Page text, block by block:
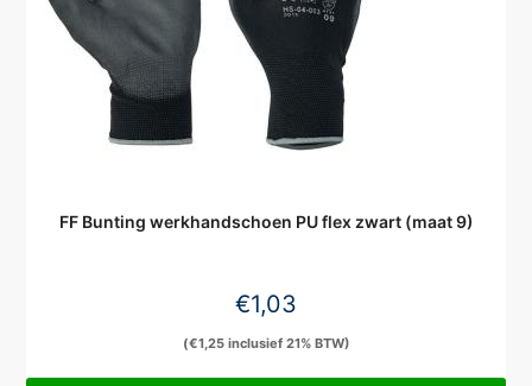
FF Bunting werkhandschoen PU flex zwart (maat 9)
€1,03
(€1,25inclusief 21% BTW)